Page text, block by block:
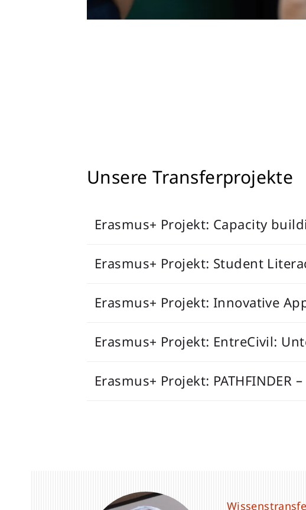
Unsere Transferprojekte
Erasmus+ Projekt: Capacity
Erasmus+ Projekt: Student
Erasmus+ Projekt: Innovative
Erasmus+ Projekt: EntreCivil:
Erasmus+ Projekt: